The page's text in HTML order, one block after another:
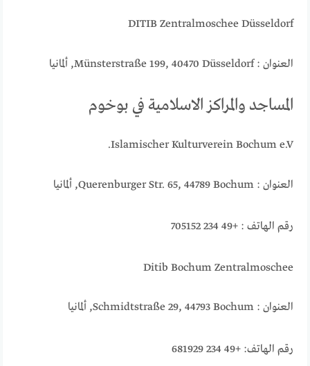
DITIB Zentralmoschee Düsseldorf
العنوان : Münsterstraße 199, 40470 Düsseldorf, ألمانيا
المساجد والمراكز الاسلامية في بوخوم
Islamischer Kulturverein Bochum e.V.
العنوان : Querenburger Str. 65, 44789 Bochum, ألمانيا
رقم الهاتف : +49 234 705152
Ditib Bochum Zentralmoschee
العنوان : Schmidtstraße 29, 44793 Bochum, ألمانيا
رقم الهاتف: +49 234 681929